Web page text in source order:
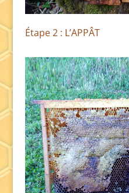
Étape 2 : L’APPÂT